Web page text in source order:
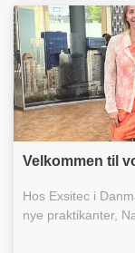
Velkommen til
Hos Exsitec i
nye praktikanter,